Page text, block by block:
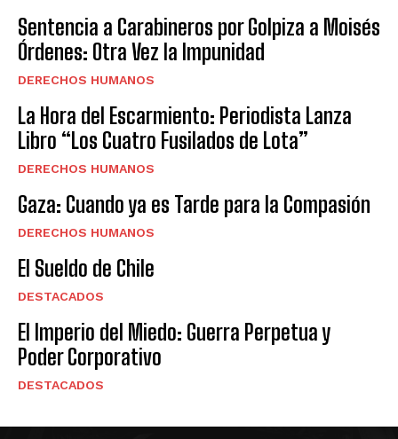
Sentencia a Carabineros por Golpiza a Moisés
Órdenes: Otra Vez la Impunidad
DERECHOS HUMANOS
La Hora del Escarmiento: Periodista Lanza
Libro “Los Cuatro Fusilados de Lota”
DERECHOS HUMANOS
Gaza: Cuando ya es Tarde para la Compasión
DERECHOS HUMANOS
El Sueldo de Chile
DESTACADOS
El Imperio del Miedo: Guerra Perpetua y
Poder Corporativo
DESTACADOS